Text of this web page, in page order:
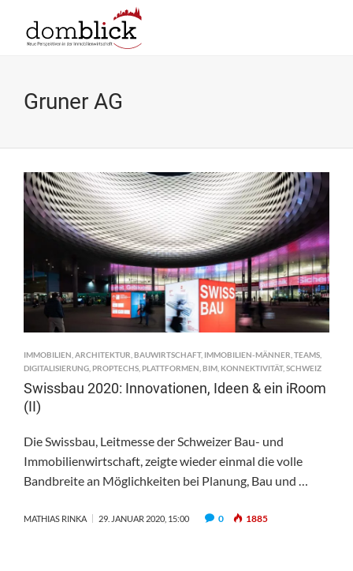
Gruner AG
IMMOBILIEN ARCHITEKTUR BAUWIRTSCHAFT, IMMOBILIEN-MÄNNER TEAMS
DIGITALISIERUNG PROPTECHS PLATTFORMEN BIM KONNEKTIVITÄT, SCHWEIZ
Swissbau 2020: Innovationen, Ideen & ein iRoom
(II)
Die Swissbau, Leitmesse der Schweizer Bau- und
Immobilienwirtschaft, zeigte wieder einmal die volle
Bandbreite an Möglichkeiten bei Planung, Bau und …
MATHIAS RINKA 29. JANUAR 2020, 15:00 0 1885